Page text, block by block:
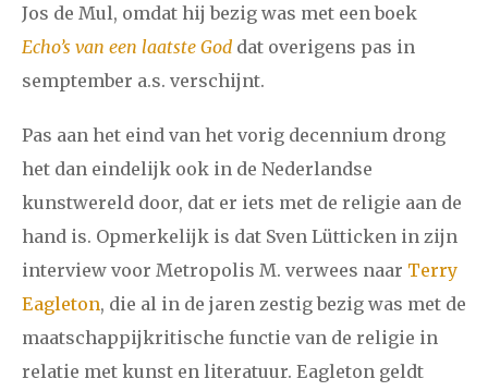
Jos de Mul, omdat hij bezig was met een boek
Echo’s van een laatste God dat overigens pas in
semptember a.s. verschijnt.
Pas aan het eind van het vorig decennium drong
het dan eindelijk ook in de Nederlandse
kunstwereld door, dat er iets met de religie aan de
hand is. Opmerkelijk is dat Sven Lütticken in zijn
interview voor Metropolis M. verwees naar Terry
Eagleton, die al in de jaren zestig bezig was met de
maatschappijkritische functie van de religie in
relatie met kunst en literatuur. Eagleton geldt